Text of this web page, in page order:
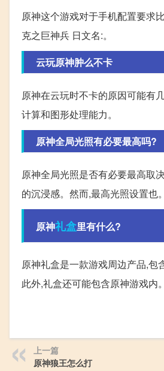
原神这个游戏对于手机配置要求
克之巨神兵 日文名:。
云玩原神肿么不卡
原神在云玩时不卡的原因可能有
计算和图形处理能力。
原神全局光照有必要最高吗?
原神全局光照是否有必要最高取
的沉浸感。然而,最高光照设置也。
原神礼盒里有什么?
原神礼盒是一款游戏周边产品,包
此外,礼盒还可能包含原神游戏内。
上一篇
原神狼王怎么打